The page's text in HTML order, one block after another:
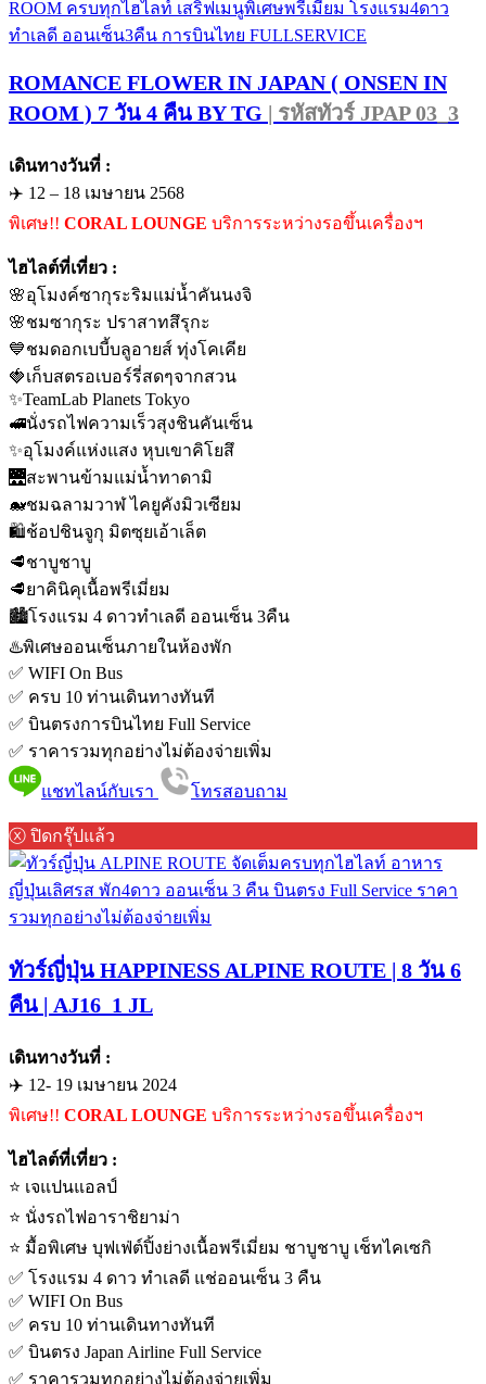
ROMANCE FLOWER IN JAPAN ( ONSEN IN
ROOM ) 7 วัน 4 คืน BY TG | รหัสทัวร์ JPAP 03_3
เดินทางวันที่ :
✈️ 12 – 18 เมษายน 2568
พิเศษ!! CORAL LOUNGE บริการระหว่างรอขึ้นเครื่องฯ
ไฮไลต์ที่เที่ยว :
🌸อุโมงค์ซากุระริมแม่น้ำคันนงจิ
🌸ชมซากุระ ปราสาทสึรุกะ
💙ชมดอกเบบี้บลูอายส์ ทุ่งโคเคีย
🍓เก็บสตรอเบอร์รี่สดๆจากสวน
✨TeamLab Planets Tokyo
🚅นั่งรถไฟความเร็วสุงชินคันเซ็น
✨อุโมงค์แห่งแสง หุบเขาคิโยสึ
🌉สะพานข้ามแม่น้ำทาดามิ
🐋ชมฉลามวาฬ ไคยูคังมิวเซียม
🛍️ช้อปชินจูกุ มิตซุยเอ้าเล็ต
🥩ชาบูชาบู
🥩ยาคินิคุเนื้อพรีเมี่ยม
🏙️โรงแรม 4 ดาวทำเลดี ออนเซ็น 3คืน
♨️พิเศษออนเซ็นภายในห้องพัก
✅ WIFI On Bus
✅ ครบ 10 ท่านเดินทางทันที
✅ บินตรงการบินไทย Full Service
✅ ราคารวมทุกอย่างไม่ต้องจ่ายเพิ่ม
แชทไลน์กับเรา โทรสอบถาม
ⓧ ปิดกรุ๊ปแล้ว
ทัวร์ญี่ปุ่น HAPPINESS ALPINE ROUTE | 8 วัน 6
คืน | AJ16_1 JL
เดินทางวันที่ :
✈️ 12- 19 เมษายน 2024
พิเศษ!! CORAL LOUNGE บริการระหว่างรอขึ้นเครื่องฯ
ไฮไลต์ที่เที่ยว :
⭐️ เจแปนแอลป์
⭐️ นั่งรถไฟอาราชิยาม่า
⭐️ มื้อพิเศษ บุฟเฟ่ต์ปิ้งย่างเนื้อพรีเมี่ยม ชาบูชาบู เช็ทไคเซกิ
✅ โรงแรม 4 ดาว ทำเลดี แช่ออนเซ็น 3 คืน
✅ WIFI On Bus
✅ ครบ 10 ท่านเดินทางทันที
✅ บินตรง Japan Airline Full Service
✅ ราคารวมทุกอย่างไม่ต้องจ่ายเพิ่ม